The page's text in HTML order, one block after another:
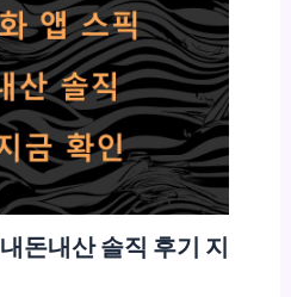
돈내산 솔직 후기 지